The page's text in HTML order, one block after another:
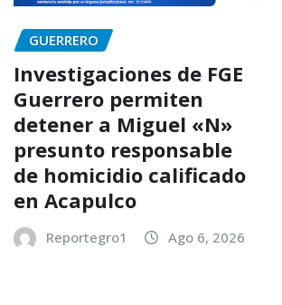
GUERRERO
Investigaciones de FGE
Guerrero permiten
detener a Miguel «N»
presunto responsable
de homicidio calificado
en Acapulco
Reportegro1 Ago 6, 2026